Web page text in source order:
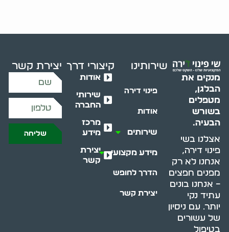
מנקים את
הבלגן,
מטפלים
בשורש
הבעיה.
אצלנו בשי
פינוי דירה,
אנחנו לא רק
מפנים חפצים
– אנחנו בונים
עתיד נקי
יותר. עם ניסיון
של עשורים
בטיפול
שירותינו
פינוי דירה
אודות
שירותים
מידע מקצועי
הדרך לחופש
יצירת קשר
קיצורי דרך
אודות
שירותי
החברה
מרכז
מידע
יצירת
קשר
יצירת קשר
שליחה